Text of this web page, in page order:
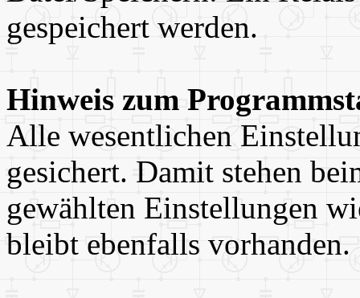
gespeichert werden.
Hinweis zum
Alle wesentlichen
gesichert. Damit stehen
gewählten Einstellungen
bleibt ebenfalls vorhanden.